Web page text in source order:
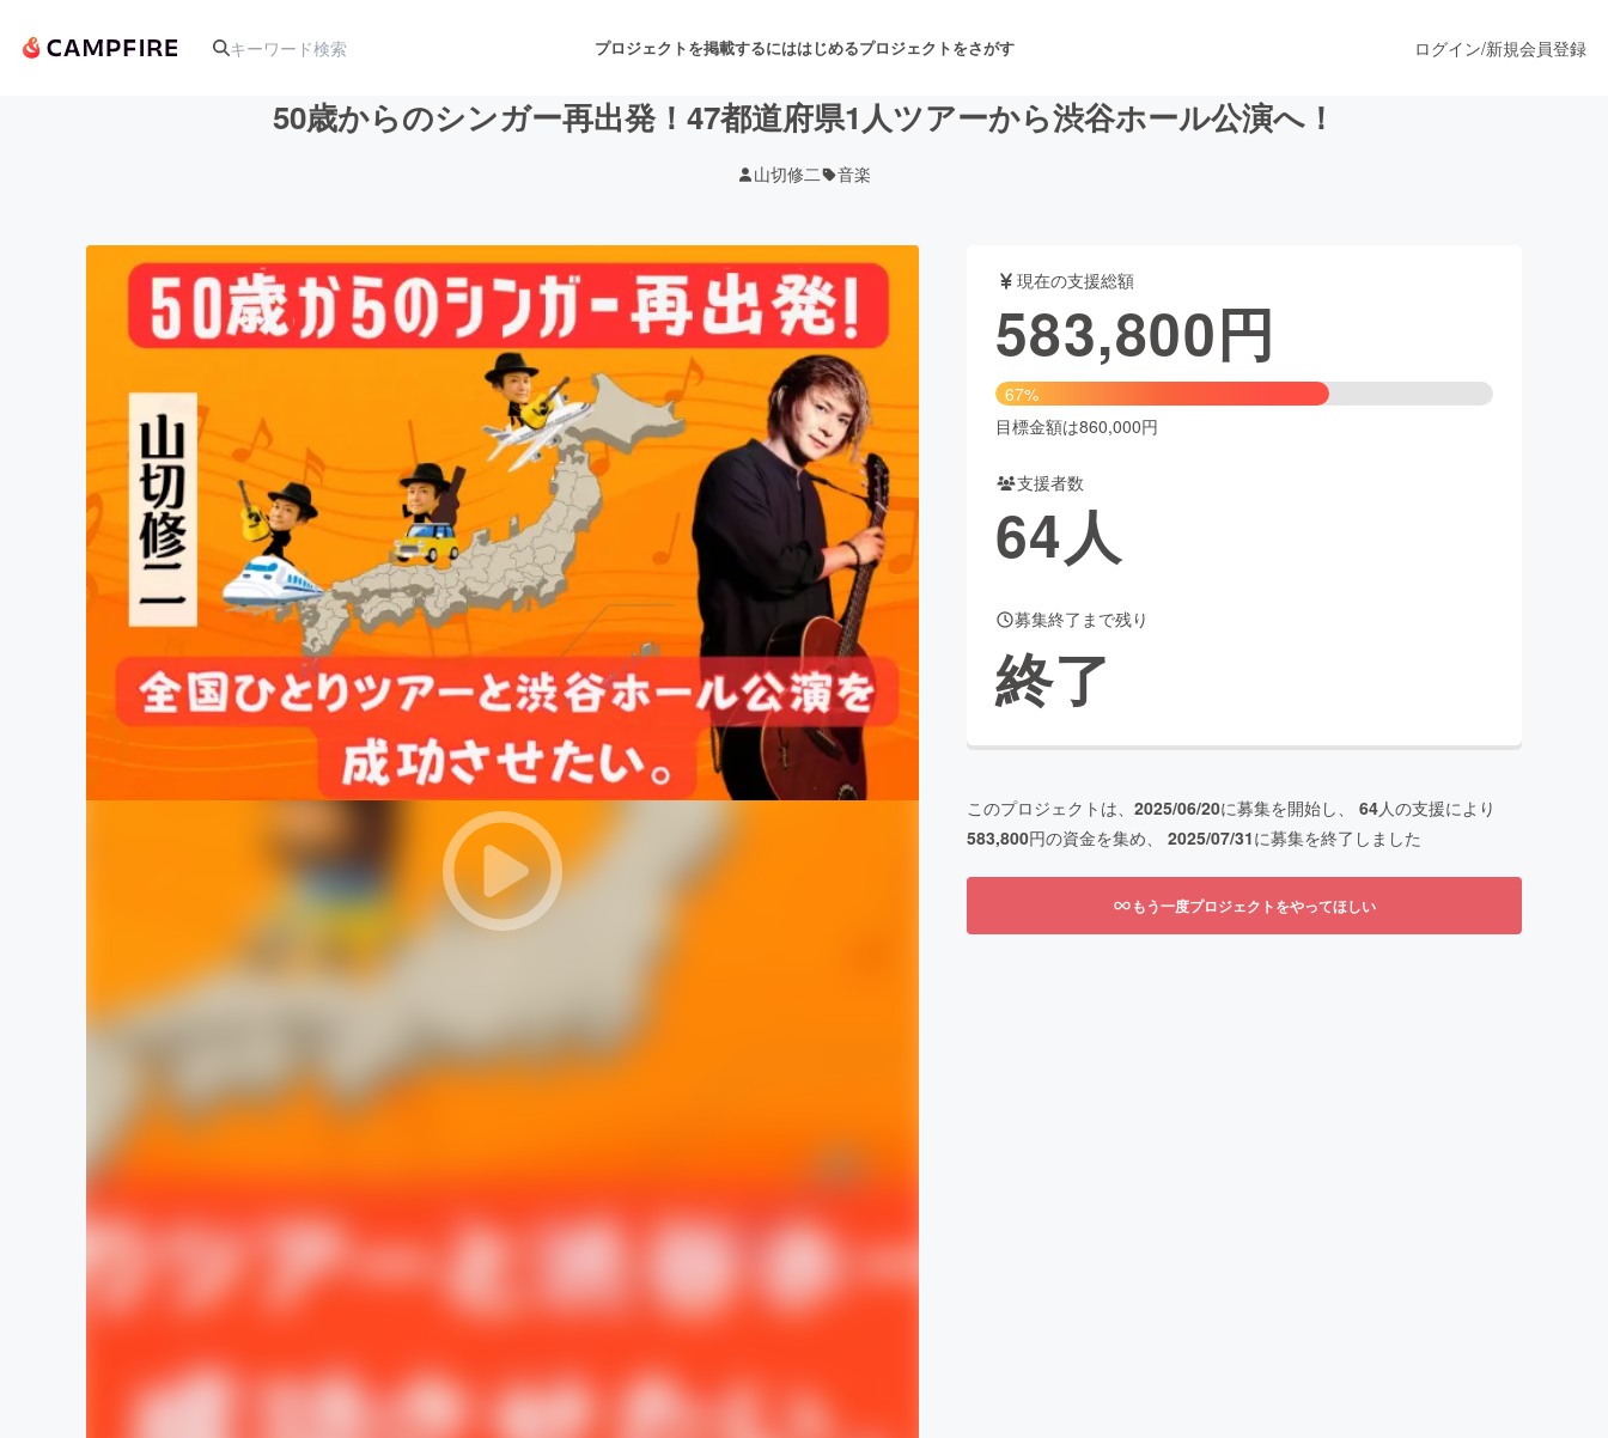
プロジェクトを掲載するにははじめるプロジェクトをさがす
アート・写真 音楽 舞台・パフォーマンス
ゲーム・サービス開発 ファッション
映像・映画 書籍・雑誌出版
ビジネス・起業 チャレンジ ビューティー・ヘルスケア
まちづくり・地域活性化
CAMPFIRE for Social Good CAMPFIRE Creation
CAMPFIREふるさと納税machi-ya コミュニティ
ログイン/新規会員登録
50歳からのシンガー再出発！47都道府県1人ツアーから渋谷ホール公演へ！
山切修二 音楽
現在の支援総額
583,800円
67%
目標金額は860,000円
支援者数
64人
募集終了まで残り
終了
このプロジェクトは、 2025/06/20に募集を開始し、 64人の支援により
583,800円の資金を集め、 2025/07/31に募集を終了しました
もう一度プロジェクトをやってほしい